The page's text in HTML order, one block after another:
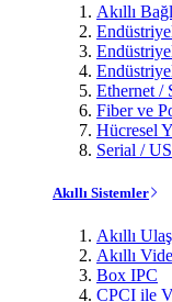
Akıllı
Ethernet /
Fiber ve
Hücresel
Serial /
Akıllı Sistemler
Akıllı
Akıllı
Box IPC
CPCI ile